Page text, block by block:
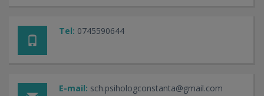
Tel: 0745590644
E-mail: sch.psihologconstanta@gmail.com